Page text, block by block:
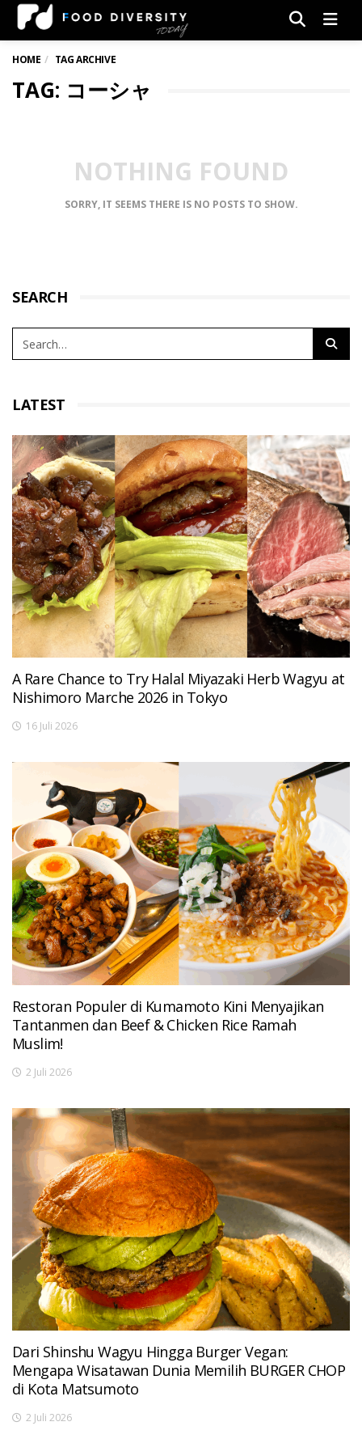
HOME TAG ARCHIVE
TAG: コーシャ
NOTHING FOUND
SORRY, IT SEEMS THERE IS NO POSTS TO SHOW.
SEARCH
LATEST
A Rare Chance to Try Halal Miyazaki Herb Wagyu at
Nishimoro Marche 2026 in Tokyo
16 Juli 2026
Restoran Populer di Kumamoto Kini Menyajikan
Tantanmen dan Beef & Chicken Rice Ramah
Muslim!
2 Juli 2026
Dari Shinshu Wagyu Hingga Burger Vegan:
Mengapa Wisatawan Dunia Memilih BURGER CHOP
di Kota Matsumoto
2 Juli 2026